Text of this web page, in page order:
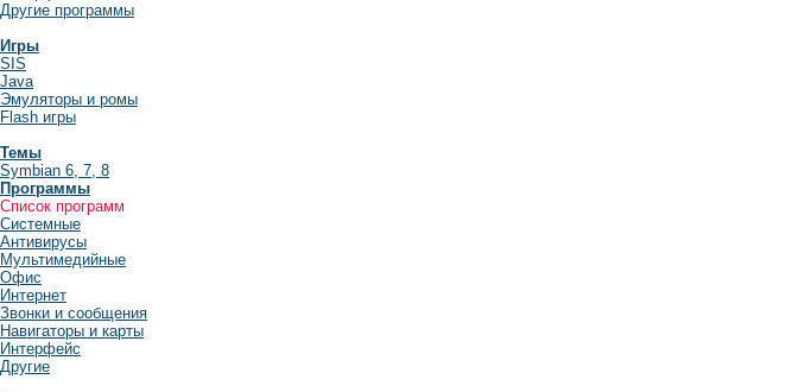
Другие программы
Игры
SIS
Java
Эмуляторы и ромы
Flash игры
Темы
Symbian 6, 7, 8
Программы
Список программ
Системные
Антивирусы
Мультимедийные
Офис
Интернет
Звонки и сообщения
Навигаторы и карты
Интерфейс
Другие